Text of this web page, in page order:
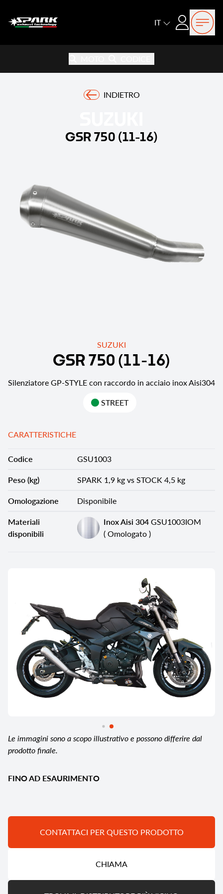
IT Login
INDIETRO
GSR 750 (11-16)
SUZUKI
GSR750 (11-16)
Silenziatore GP-STYLE con raccordo in acciaio inox Aisi304
STREET
CARATTERISTICHE
Codice
GSU1003
Peso (kg)
SPARK 1,9 kg vs STOCK 4,5 kg
Omologazione
Disponibile
Materiali
disponibili
Inox Aisi 304GSU1003IOM
( Omologato )
Le immagini sono a scopo illustrativo e possono differire dal
prodotto finale.
FINO AD ESAURIMENTO
CONTATTACI PER QUESTO PRODOTTO
CHIAMA